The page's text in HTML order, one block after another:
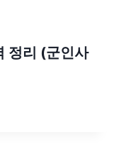
정리 (군인사